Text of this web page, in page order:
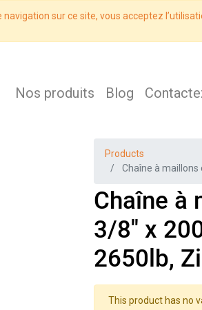
sur ce site, vous acceptez
Nos produits Blog
Products
Chaîne à maillons
Chaîne à
3/8'' x
2650lb,
This product has no